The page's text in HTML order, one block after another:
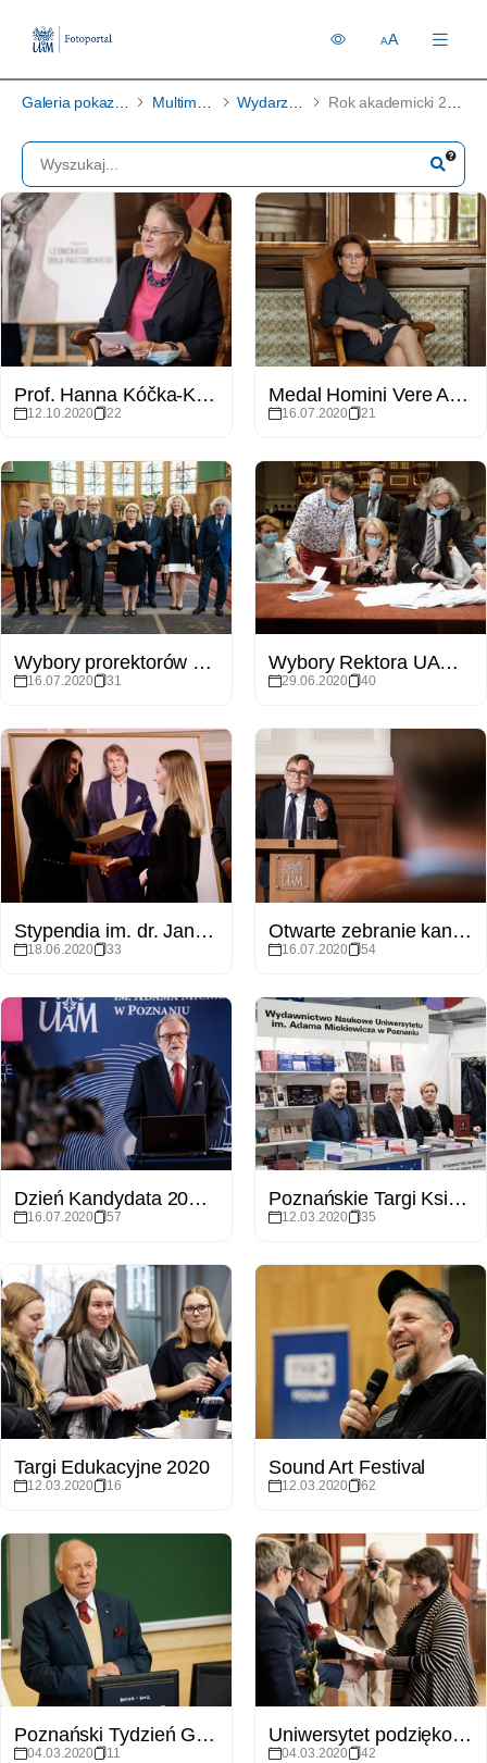
AA
Multimedia Wydarzenia Rok akademicki 2019/2020
Prof. Hanna Kóčka-Krenz laureatką Lednickiego Orła Piastowskiego
12.10.2020 22
Medal Homini Vere Academico dla prof. Sławomiry Wronkowskiej-Jaśkiewicz
16.07.2020 21
Wybory prorektorów UAM 2020
16.07.2020 31
Wybory Rektora UAM na kadencję 2020-2024
29.06.2020 40
Stypendia im. dr. Jana Kulczyka 2020
18.06.2020 33
Otwarte zebranie kandydatów na rektora UAM z pracownikami
16.07.2020 54
Dzień Kandydata 2020 - online
16.07.2020 57
Poznańskie Targi Książki
12.03.2020 35
Targi Edukacyjne 2020
12.03.2020 16
Sound Art Festival
12.03.2020 62
Poznański Tydzień Geomorfologii
04.03.2020 11
Uniwersytet podziękował emerytowanym pracownikom
04.03.2020 42